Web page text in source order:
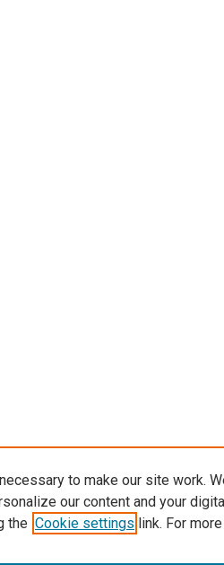
to make our site work.
our content and your
the Cookie settings link. For